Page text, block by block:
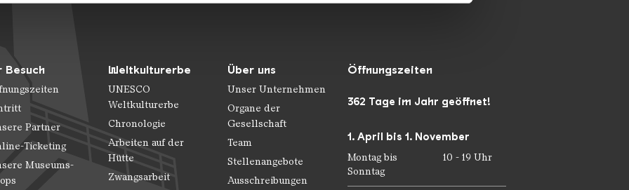
Besuch
Partner
Ticketing
Museums-
Weltkulturerbe
UNESCO
Weltkulturerbe
Chronologie
Arbeiten auf der
Hütte
Zwangsarbeit
Über uns
Unser Unternehmen
Organe der
Gesellschaft
Team
Stellenangebote
Ausschreibungen
Öffnungszeiten
362 Tage im Jahr geöffnet!
1. April bis 1. November
Montag bis
Sonntag
10 - 19 Uhr